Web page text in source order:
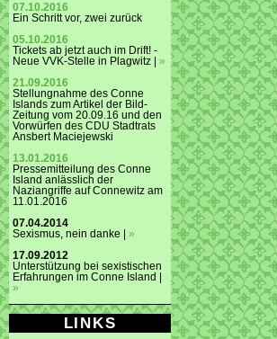
07.10.2016
Ein Schritt vor, zwei zurück
05.10.2016
Tickets ab jetzt auch im Drift! -
Neue VVK-Stelle in Plagwitz | »
21.09.2016
Stellungnahme des Conne
Islands zum Artikel der Bild-
Zeitung vom 20.09.16 und den
Vorwürfen des CDU Stadtrats
Ansbert Maciejewski
13.01.2016
Pressemitteilung des Conne
Island anlässlich der
Naziangriffe auf Connewitz am
11.01.2016
07.04.2014
Sexismus, nein danke | »
17.09.2012
Unterstützung bei sexistischen
Erfahrungen im Conne Island |
»
LINKS